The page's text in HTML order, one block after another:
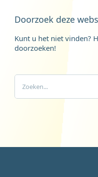
Doorzoek deze
Kunt u het niet vinden?
doorzoeken!
Zoeken
naar: